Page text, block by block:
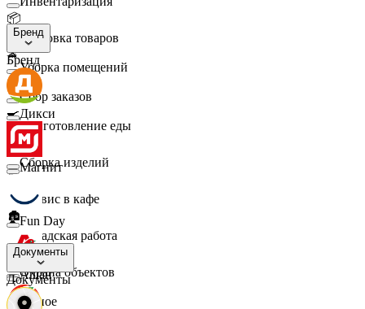
📦
Упаковка товаров
🧹
Уборка помещений
🛒
Сбор заказов
🍳
Приготовление еды
🛠️
Сборка изделий
☕
Сервис в кафе
🏚️
Складская работа
🛡️
Охрана объектов
🔎
Разное
Бренд
Бренд
Дикси
Магнит
Fun Day
Ашан
Документы
Документы